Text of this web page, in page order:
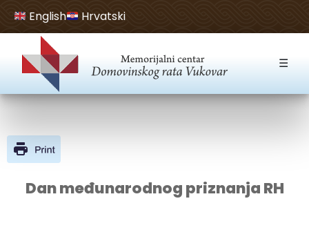
Open toolbar
English Hrvatski
☰
Dan međunarodnog priznanja RH